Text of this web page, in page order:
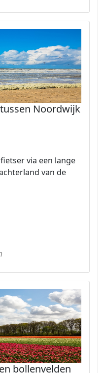
Noordwijk
via een lange
van de
bollenvelden